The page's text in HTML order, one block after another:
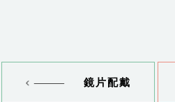
鏡片配戴